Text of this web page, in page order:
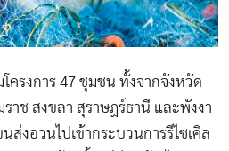
ครงการ 47 ชุมชน ทั้งจากจังหวัด
าช สงขลา สุราษฎร์ธานี และพังงา
งอวนไปเข้ากระบวนการรีไซเคิล